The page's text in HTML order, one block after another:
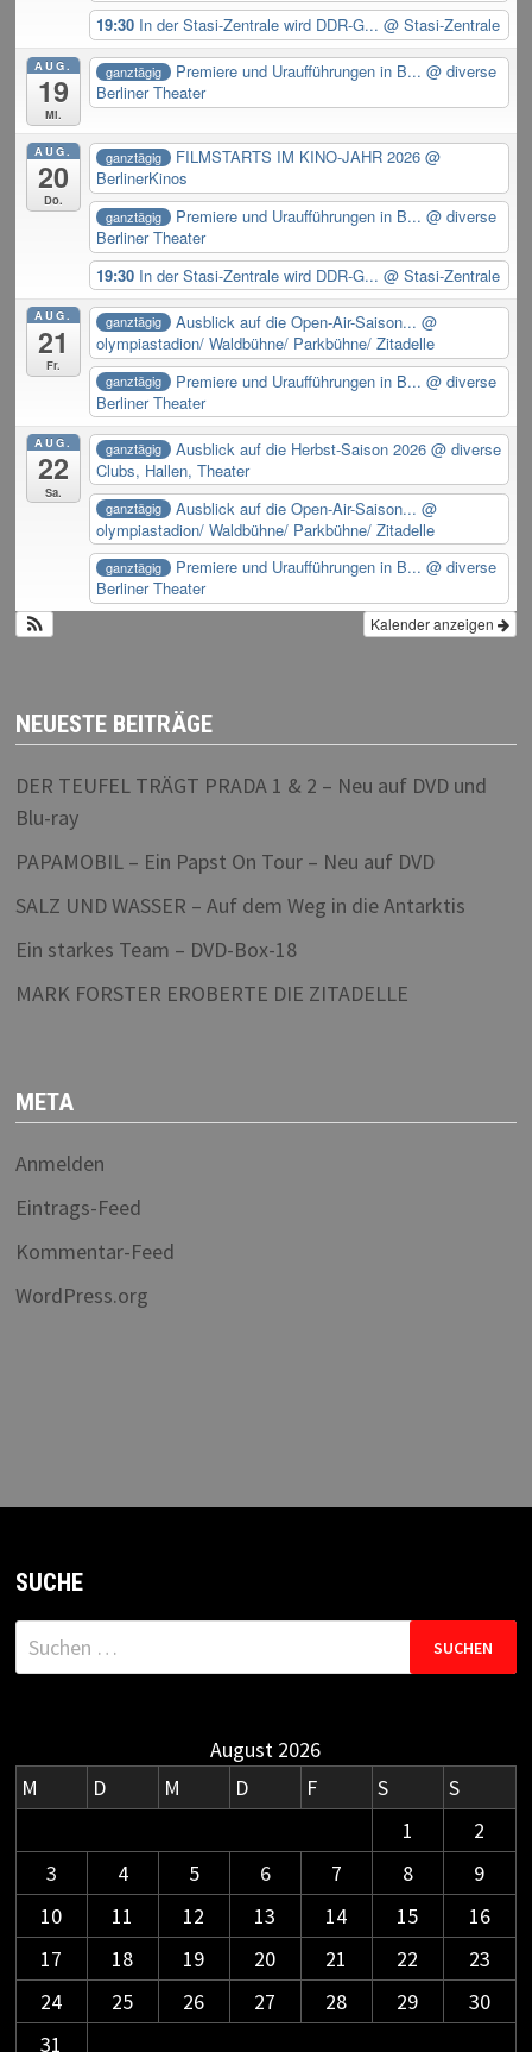
19:30 In der Stasi-Zentrale wird DDR-G...@ Stasi-Zentrale
AUG.
19
Mi.
ganztägig Premiere und Uraufführungen in B... @ diverse
Berliner Theater
AUG.
20
Do.
ganztägig FILMSTARTS IM KINO-JAHR 2026 @
BerlinerKinos
ganztägig Premiere und Uraufführungen in B... @ diverse
Berliner Theater
19:30 In der Stasi-Zentrale wird DDR-G...@ Stasi-Zentrale
AUG.
21
Fr.
ganztägig Ausblick auf die Open-Air-Saison... @
olympiastadion/ Waldbühne/ Parkbühne/ Zitadelle
ganztägig Premiere und Uraufführungen in B... @ diverse
Berliner Theater
AUG.
22
Sa.
ganztägig Ausblick auf die Herbst-Saison 2026 @ diverse
Clubs, Hallen, Theater
ganztägig Ausblick auf die Open-Air-Saison... @
olympiastadion/ Waldbühne/ Parkbühne/ Zitadelle
ganztägig Premiere und Uraufführungen in B... @ diverse
Berliner Theater
Kalender anzeigen
NEUESTE BEITRÄGE
DER TEUFEL TRÄGT PRADA 1 & 2 – Neu auf DVD und
Blu-ray
PAPAMOBIL – Ein Papst On Tour – Neu auf DVD
SALZ UND WASSER – Auf dem Weg in die Antarktis
Ein starkes Team – DVD-Box-18
MARK FORSTER EROBERTE DIE ZITADELLE
META
Anmelden
Eintrags-Feed
Kommentar-Feed
WordPress.org
SUCHE
Suchen
nach:
August 2026
M
D M D F S
S
1
2
3
4 5 6 7 8
9
10
11 12 13 14 15
16
17
18 19 20 21 22
23
24
25 26 27 28 29
30
31